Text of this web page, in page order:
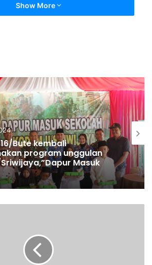
menetapkan hari sidang pertama
paling lama 14 hari kerja sejak
dalam e-BRPK dan kepada pemohon
tentang hari sidang pertama tersebut.
didaftarkan oleh Kuasa Pemohon
M.Hum., Hotmaraja B. Nainggolan,
S.H., Christo Laurenz Sanaky, S.H.
S.H., M.H. ke MK pada (7/7/2021)
sudah menyiapkan bukti-bukti dan
menjalani sidang nanti.
Show More
Bute kembali
program unggulan
Masuk